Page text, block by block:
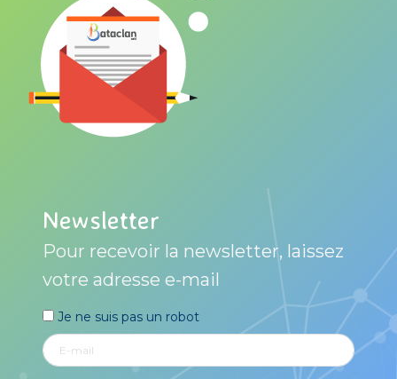
Newsletter
Pour recevoir la newsletter, laissez
votre adresse e-mail
Je ne suis pas un robot